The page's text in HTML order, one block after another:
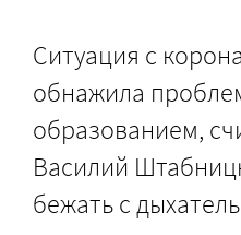
Ситуация с
обнажила
образованием,
Василий
бежать с